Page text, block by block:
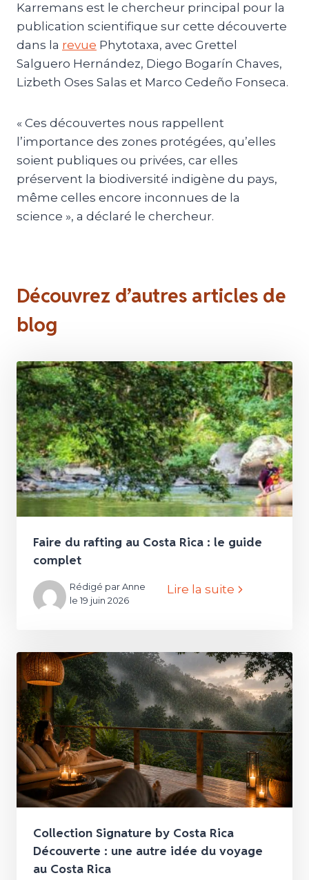
Karremans est le chercheur principal pour la
publication scientifique sur cette découverte
dans la revue Phytotaxa, avec Grettel
Salguero Hernández, Diego Bogarín Chaves,
Lizbeth Oses Salas et Marco Cedeño Fonseca.
« Ces découvertes nous rappellent
l’importance des zones protégées, qu’elles
soient publiques ou privées, car elles
préservent la biodiversité indigène du pays,
même celles encore inconnues de la
science », a déclaré le chercheur.
Découvrez d’autres articles de
blog
Faire du rafting au Costa Rica : le guide
complet
Rédigé par Anne
le 19 juin 2026
Lire la suite
Collection Signature by Costa Rica
Découverte : une autre idée du voyage
au Costa Rica